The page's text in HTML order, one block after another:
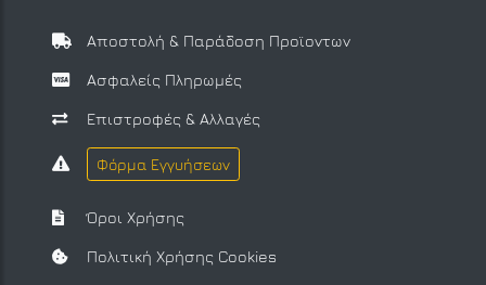
Αποστολή & Παράδοση Προϊοντων
Ασφαλείς Πληρωμές
Επιστροφές & Αλλαγές
Φόρμα Εγγυήσεων
Όροι Χρήσης
Πολιτική Χρήσης Cookies